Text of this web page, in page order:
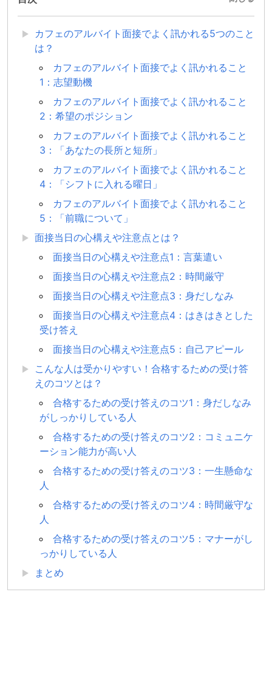
カフェのアルバイト面接でよく訊かれる5つのこと
は？
カフェのアルバイト面接でよく訊かれること
1：志望動機
カフェのアルバイト面接でよく訊かれること
2：希望のポジション
カフェのアルバイト面接でよく訊かれること
3：「あなたの長所と短所」
カフェのアルバイト面接でよく訊かれること
4：「シフトに入れる曜日」
カフェのアルバイト面接でよく訊かれること
5：「前職について」
面接当日の心構えや注意点とは？
面接当日の心構えや注意点1：言葉遣い
面接当日の心構えや注意点2：時間厳守
面接当日の心構えや注意点3：身だしなみ
面接当日の心構えや注意点4：はきはきとした
受け答え
面接当日の心構えや注意点5：自己アピール
こんな人は受かりやすい！合格するための受け答
えのコツとは？
合格するための受け答えのコツ1：身だしなみ
がしっかりしている人
合格するための受け答えのコツ2：コミュニケ
ーション能力が高い人
合格するための受け答えのコツ3：一生懸命な
人
合格するための受け答えのコツ4：時間厳守な
人
合格するための受け答えのコツ5：マナーがし
っかりしている人
まとめ